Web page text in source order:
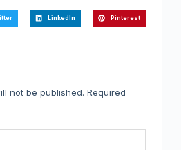
LinkedIn Pinterest
not be published. Required